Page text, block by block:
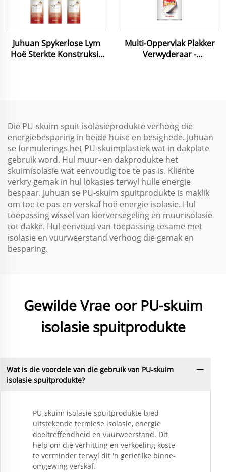
Juhuan Spykerlose Lym
Hoë Sterkte Konstruksie
Multi-Oppervlak Plakker
Verwyderaar -
Die PU-skuim spuit isolasieprodukte verhoog die
energiebesparing in beide huise en besighede. Juhuan
se formulerings het PU-skuimplastiek wat in dakplate
gebruik word. Hul muur- en dakprodukte het
skuimisolasie wat eenvoudig toe te pas is. Kliënte
verkry gemak in hul lokasies terwyl hulle energie
bespaar. Juhuan se PU-skuim spuitprodukte is maklik
om toe te pas en verskaf hoë energie isolasie. Hul
toepassing wissel van kierversegeling en muurisolasie
tot dakke. Hul eenvoud van toepassing tesame met
isolasie en vuurweerstand verhoog die gemak en
besparing.
Gewilde Vrae oor PU-skuim
isolasie spuitprodukte
Wat is die voordele van die gebruik van PU-skuim
isolasie spuitprodukte?
PU-skuim isolasie spuitprodukte bied
uitstekende termiese isolasie, energie
doeltreffendheid en vuurweerstand. Dit
help om die verhitting en verkoeling koste
te verminder terwyl dit 'n gerieflike binne-
omgewing verskaf.